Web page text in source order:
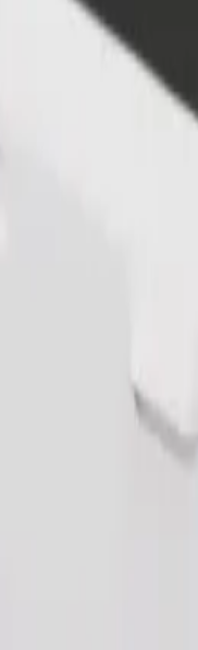
à Baltic Station
centre et Baltic Station
âgées et les
service WAV).